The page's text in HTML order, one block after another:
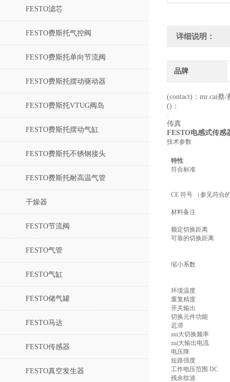
FESTO滤芯
FESTO费斯托气控阀
FESTO费斯托单向节流阀
FESTO费斯托摆动驱动器
FESTO费斯托VTUG阀岛
FESTO费斯托摆动气缸
FESTO费斯托不锈钢接头
FESTO费斯托耐高温气管
干燥器
FESTO节流阀
FESTO气管
FESTO气缸
FESTO储气罐
FESTO马达
FESTO传感器
FESTO真空发生器
详细说明：
品牌
(contact)：mr.cai蔡/
()：
:
传真
FESTO电感式传感
技术参数
特性
符合标准
CE 符号 （参见符合
材料备注
额定切换距离
可靠的切换距离
缩小系数
环境温度
重复精度
开关输出
切换元件功能
迟滞
zui大切换频率
zui大输出电流
电压降
短路强度
工作电压范围 DC
残余纹波